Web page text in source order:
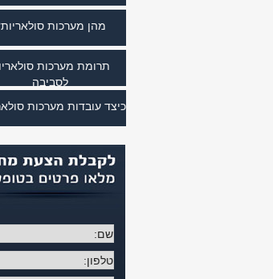
מהן מערכות
תרומת מערכות
לסביבה
כיצד עובדות מערכות